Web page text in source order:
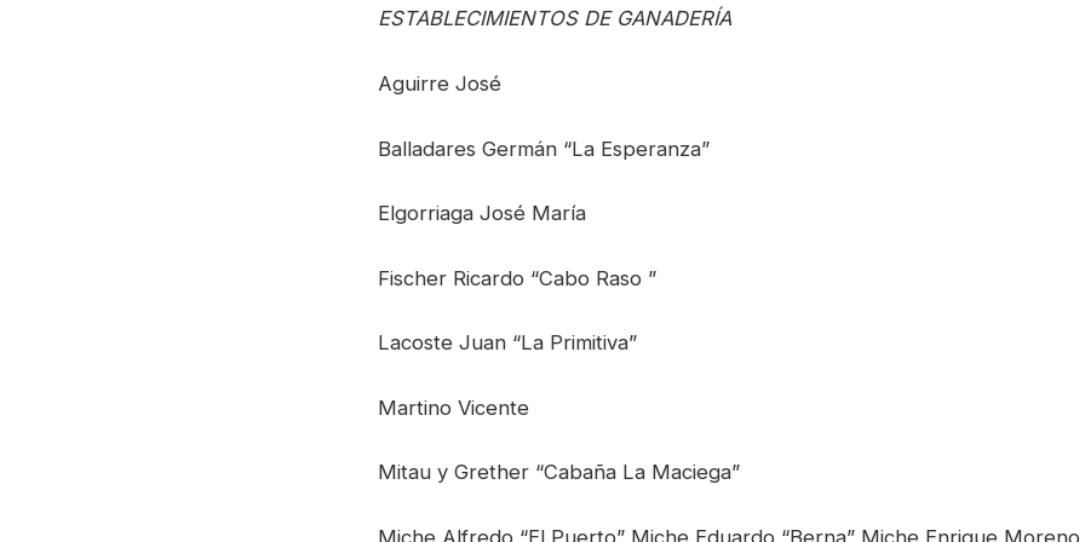
ESTABLECIMIENTOS DE GANADERÍA
Aguirre José
Balladares Germán “La Esperanza”
Elgorriaga José María
Fischer Ricardo “Cabo Raso ”
Lacoste Juan “La Primitiva”
Martino Vicente
Mitau y Grether “Cabaña La Maciega”
Miche Alfredo “El Puerto” Miche Eduardo “Berna” Miche Enrique